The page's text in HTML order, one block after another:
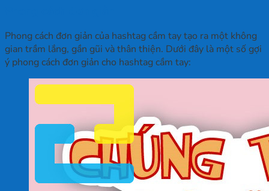
Phong cách đơn giản của hashtag cầm tay tạo ra một không
gian trầm lắng, gần gũi và thân thiện. Dưới đây là một số gợi
ý phong cách đơn giản cho hashtag cầm tay: